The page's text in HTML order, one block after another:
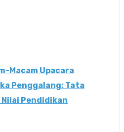
Macam Upacara
Penggalang: Tata
Pendidikan